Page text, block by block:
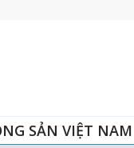
SẢN VIỆT NAM